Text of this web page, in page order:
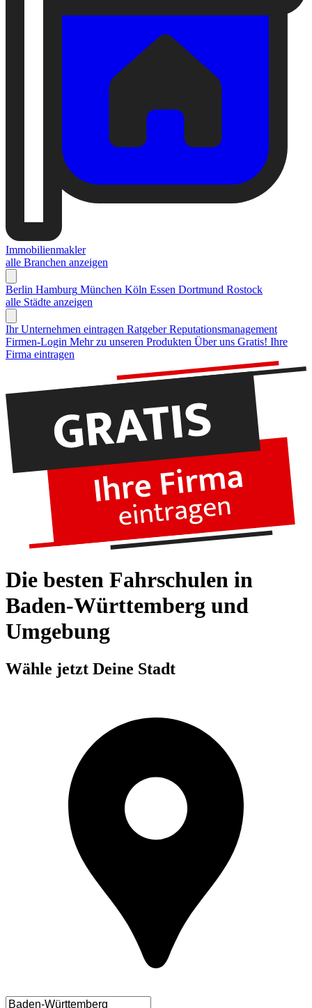
Immobilienmakler
alle Branchen anzeigen
Berlin Hamburg München Köln Essen Dortmund Rostock
alle Städte anzeigen
Ihr Unternehmen eintragen Ratgeber Reputationsmanagement
Firmen-Login Mehr zu unseren Produkten Über uns Gratis! Ihre
Firma eintragen
Die besten Fahrschulen in
Baden-Württemberg und
Umgebung
Wähle jetzt Deine Stadt